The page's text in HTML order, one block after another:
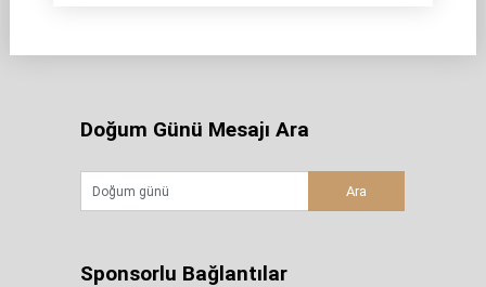
Doğum Günü Mesajı Ara
Sponsorlu Bağlantılar